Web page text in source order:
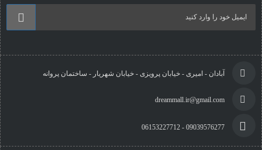
آبادان - امیری - خیابان پرویزی - خیابان شهریار - ساختمان پروانه
dreammall.ir@gmail.com
09039576277 - 06153227712